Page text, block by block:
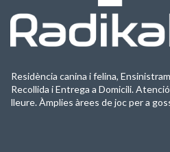
Residència canina i felina,
Recollida i Entrega a Domicili.
lleure. Àmplies àrees de joc per a